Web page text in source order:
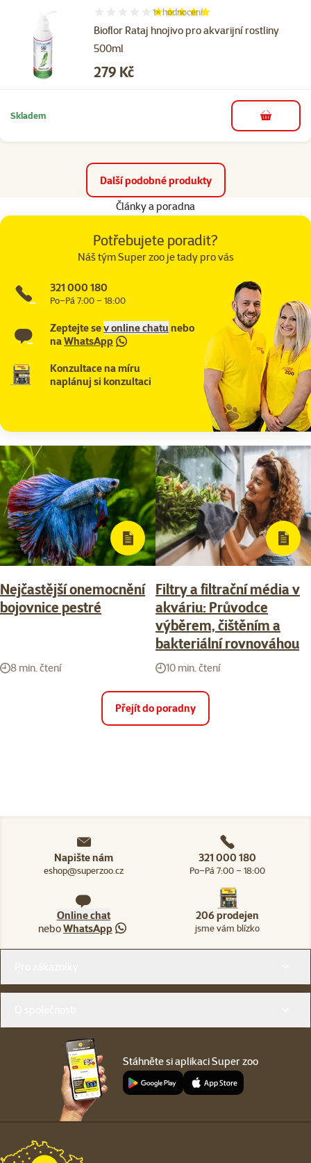
Bioflor Rataj hnojivo pro akvarijní rostliny
500ml
Hodnocení 100%, počet hodnocení: 1
1×hodnocení
Cena
279 Kč
Skladem do košíku
Další podobné produkty
Články a poradna
Potřebujete poradit?
Náš tým Super zoo je tady pro vás
321 000 180
Po–Pá 7:00 – 18:00
Zeptejte sev online chatunebo
naWhatsApp
Konzultace na míru
naplánuj si konzultaci
Nejčastější onemocnění
bojovnice pestré
8 min. čtení
Filtry a filtrační média v
akváriu: Průvodce
výběrem, čištěním a
bakteriální rovnováhou
10 min. čtení
Přejít do poradny
Napište nám
eshop@superzoo.cz
321 000 180
Po–Pá 7:00 – 18:00
Online chat
neboWhatsApp
206 prodejen
jsme vám blízko
Stáhněte si aplikaci Super zoo